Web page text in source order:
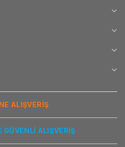
ALIŞVERİŞ
GÜVENLİ ALIŞVERİŞ